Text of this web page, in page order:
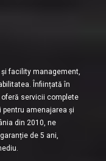
facility management,
Înființată în
servicii complete
pentru amenajarea și
din 2010, ne
de 5 ani,